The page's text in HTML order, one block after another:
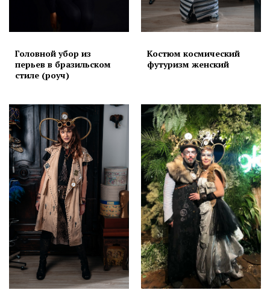
Головной убор из
перьев в бразильском
стиле (роуч)
Костюм космический
футуризм женский